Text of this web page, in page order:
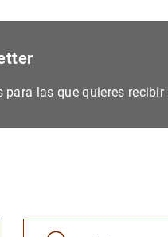
para las que quieres